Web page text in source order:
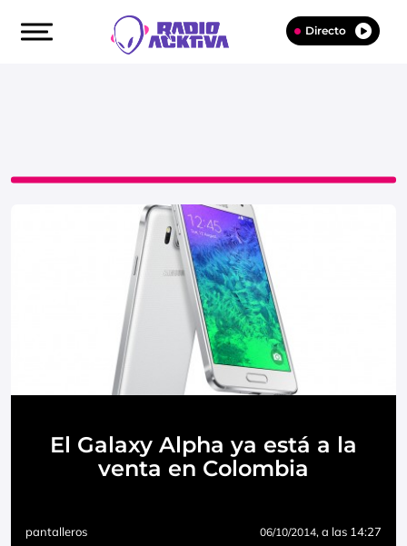
Directo
El Galaxy Alpha ya está a la
venta en Colombia
pantalleros 06/10/2014, a las 14:27